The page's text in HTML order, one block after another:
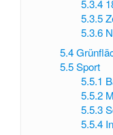
5.3.4
5.3.5
5.3.6
5.4
5.5 Sport
5.5.1
5.5.2
5.5.3
5.5.4